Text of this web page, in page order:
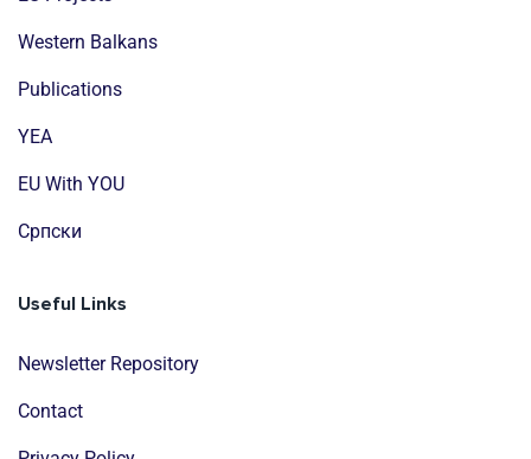
Western Balkans
Publications
YEA
EU With YOU
Cрпски
Useful Links
Newsletter Repository
Contact